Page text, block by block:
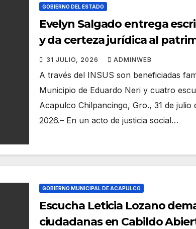
GOBIERNO DEL ESTADO
Evelyn Salgado entrega
y da certeza jurídica al
de familias guerrerenses
31 JULIO, 2026 ADMINWEB
A través del INSUS son beneficiadas
Municipio de Eduardo Neri y cuatro
Acapulco Chilpancingo, Gro., 31 de julio
2026.– En un acto de justicia social…
GOBIERNO MUNICIPAL DE ACAPULCO
Escucha Leticia Lozano
ciudadanas en Cabildo